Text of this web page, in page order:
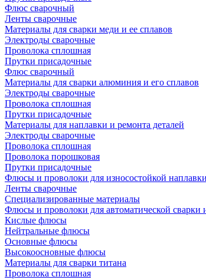
Флюс сварочный
Ленты сварочные
Материалы для сварки меди и ее сплавов
Электроды сварочные
Проволока сплошная
Прутки присадочные
Флюс сварочный
Материалы для сварки алюминия и его сплавов
Электроды сварочные
Проволока сплошная
Прутки присадочные
Материалы для наплавки и ремонта деталей
Электроды сварочные
Проволока сплошная
Проволока порошковая
Прутки присадочные
Флюсы и проволоки для износостойкой наплавки
Ленты сварочные
Специализированные материалы
Флюсы и проволоки для автоматической сварки
Кислые флюсы
Нейтральные флюсы
Основные флюсы
Высокоосновные флюсы
Материалы для сварки титана
Проволока сплошная